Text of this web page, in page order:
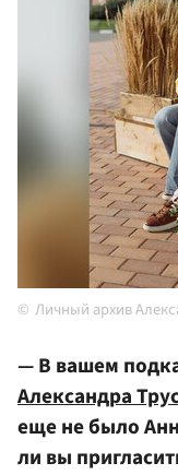
Личный архив
— В вашем
Александра
еще не было
ли вы